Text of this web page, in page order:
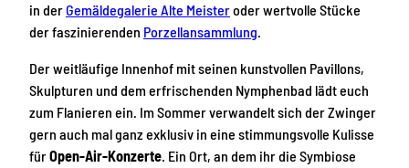
in derGemäldegalerie Alte Meisteroder wertvolle Stücke
der faszinierenden Porzellansammlung.
Der weitläufige Innenhof mit seinen kunstvollen Pavillons,
Skulpturen und dem erfrischenden Nymphenbad lädt euch
zum Flanieren ein. Im Sommer verwandelt sich der Zwinger
gern auch mal ganz exklusiv in eine stimmungsvolle Kulisse
fürOpen-Air-Konzerte. Ein Ort, an dem ihr die Symbiose